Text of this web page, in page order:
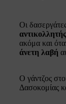
Οι
ακόμα και
άνετη λαβή
Ο γάντζος
Δασοκομίας